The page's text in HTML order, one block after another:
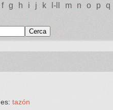
f g h i j k l-ll m n o p q
es: tazón